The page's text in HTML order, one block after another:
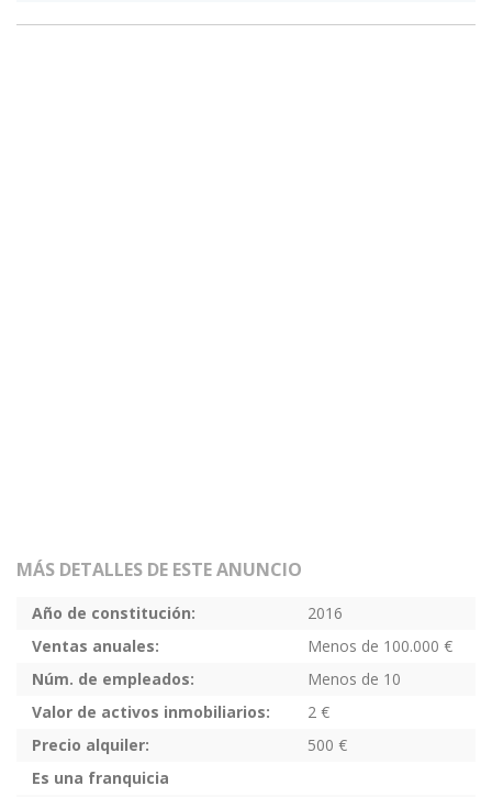
MÁS DETALLES DE ESTE ANUNCIO
Año de constitución:
2016
Ventas anuales:
Menos de 100.000 €
Núm. de empleados:
Menos de 10
Valor de activos inmobiliarios:
2 €
Precio alquiler:
500 €
Es una franquicia